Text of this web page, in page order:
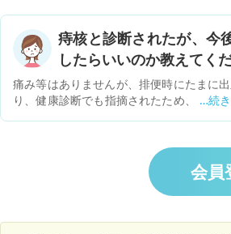
もある ・便が細い ・左下腹部の痛み 強
ではない があります。痔ではないのではな
心配しております。
痔核と診断されたが、今
したらいいのか教えてく
痛み等はありませんが、排便時にたまに
り、健康診断でも指摘されたため、大腸
察不要とありましたが、その後も当然た
があります。この痔に対して今後どう対
いいのか分からず困っています。教え
会員